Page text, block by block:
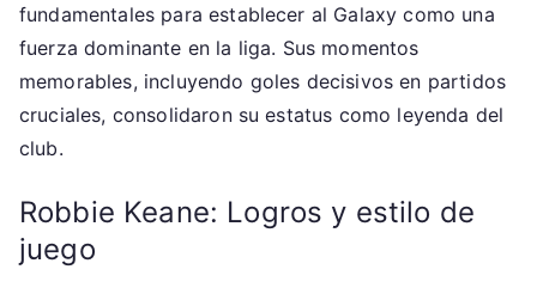
fundamentales para establecer al Galaxy como una
fuerza dominante en la liga. Sus momentos
memorables, incluyendo goles decisivos en partidos
cruciales, consolidaron su estatus como leyenda del
club.
Robbie Keane: Logros y estilo de
juego